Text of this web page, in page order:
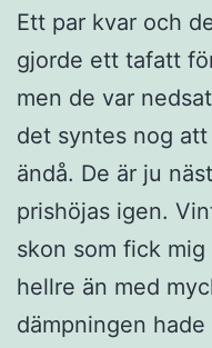
Ett par kvar och
gjorde ett tafatt
men de var
det syntes nog
ändå. De är ju
prishöjas igen.
skon som fick
hellre än med
dämpningen